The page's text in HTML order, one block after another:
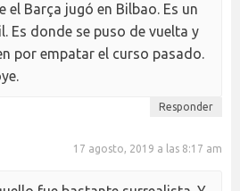
el Barça jugó en Bilbao. Es un
Es donde se puso de vuelta y
por empatar el curso pasado.
Responder
17 agosto, 2019 a las 8:17 am